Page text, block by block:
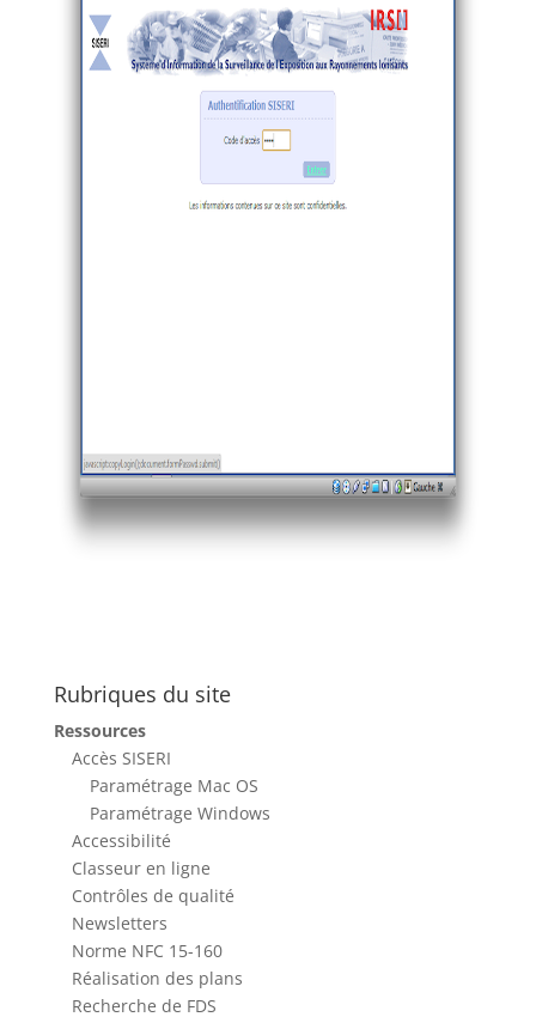
Rubriques du site
Ressources
Accès SISERI
Paramétrage Mac OS
Paramétrage Windows
Accessibilité
Classeur en ligne
Contrôles de qualité
Newsletters
Norme NFC 15-160
Réalisation des plans
Recherche de FDS